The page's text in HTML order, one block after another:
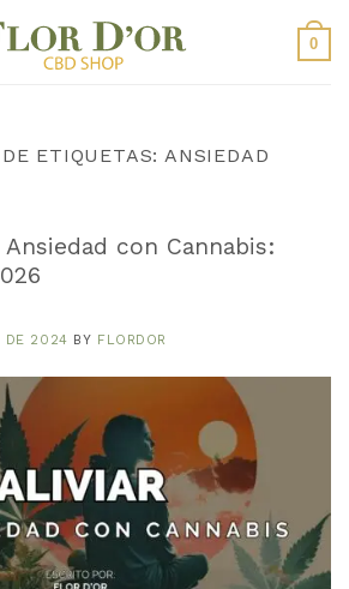
0
ETIQUETAS: ANSIEDAD
con Cannabis:
DE 2024 BY FLORDOR